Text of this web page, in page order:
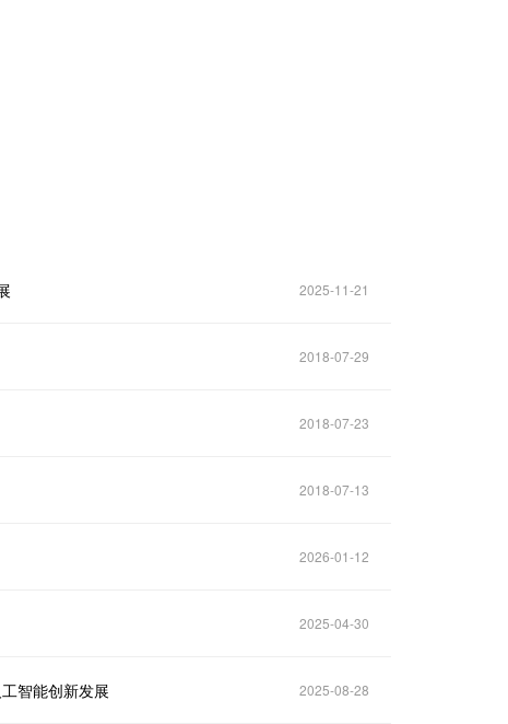
2025-11-21
2018-07-29
2018-07-23
2018-07-13
2026-01-12
2025-04-30
智能创新发展 2025-08-28